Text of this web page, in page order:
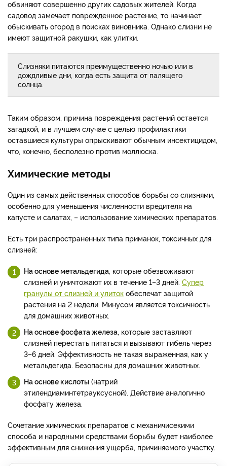
обвиняют совершенно других садовых жителей. Когда
садовод замечает поврежденное растение, то начинает
обыскивать огород в поисках виновника. Однако слизни не
имеют защитной ракушки, как улитки.
Слизняки питаются преимущественно ночью или в
дождливые дни, когда есть защита от палящего
солнца.
Таким образом, причина повреждения растений остается
загадкой, и в лучшем случае с целью профилактики
оставшиеся культуры опрыскивают обычным инсектицидом,
что, конечно, бесполезно против моллюска.
Химические методы
Один из самых действенных способов борьбы со слизнями,
особенно для уменьшения численности вредителя на
капусте и салатах, – использование химических препаратов.
Есть три распространенных типа приманок, токсичных для
слизней:
На основе метальдегида, которые обезвоживают
слизней и уничтожают их в течение 1–3 дней. Супер
гранулы от слизней и улиток обеспечат защитой
растения на 2 недели. Минусом является токсичность
для домашних животных.
На основе фосфата железа, которые заставляют
слизней перестать питаться и вызывают гибель через
3–6 дней. Эффективность не такая выраженная, как у
метальдегида. Безопасны для домашних животных.
На основе кислоты (натрий
этилендиаминтетрауксусной). Действие аналогично
фосфату железа.
Сочетание химических препаратов с механичисекими
способа и народными средствами борьбы будет наиболее
эффективным для снижения ущерба, причиняемого участку.